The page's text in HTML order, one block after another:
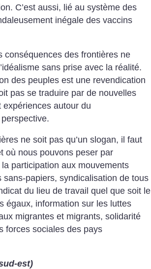
C’est aussi, lié au système des
inégale des vaccins
conséquences des frontières ne
sans prise avec la réalité.
des peuples est une revendication
pas se traduire par de nouvelles
autour du
ne soit pas qu’un slogan, il faut
où nous pouvons peser par
la participation aux mouvements
papiers, syndicalisation de tous
du lieu de travail quel que soit le
égaux, information sur les luttes
migrantes et migrants, solidarité
forces sociales des pays
est)